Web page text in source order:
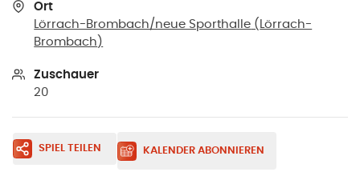
Ort
Lörrach-Brombach/neue Sporthalle ( Lörrach-
Brombach )
Zuschauer
20
SPIEL TEILEN KALENDER ABONNIEREN